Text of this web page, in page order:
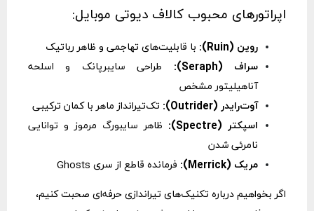
اپراتورهای محبوب کالاف دیوتی موبایل:
روین (Ruin):
با قابلیت‌های تهاجمی و ظاهر رباتیک
سراف (Seraph):
طراحی سایبرپانک و اسلحه
آناهیلیتور مشخص
آوت‌رایدر (Outrider):
تک‌تیرانداز ماهر با کمان ترکیبی
اسپکتر (Spectre):
ظاهر سایبورگ مرموز و توانایی
نامرئی شدن
مریک (Merrick):
فرمانده قاطع از سری Ghosts
اگر بخواهیم درباره تکنیک‌های تیراندازی حرفه‌ای صحبت کنیم،